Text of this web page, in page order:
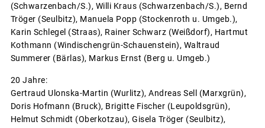
(Schwarzenbach/S.), Willi Kraus (Schwarzenbach/S.), Bernd
Tröger (Seulbitz), Manuela Popp (Stockenroth u. Umgeb.),
Karin Schlegel (Straas), Rainer Schwarz (Weißdorf), Hartmut
Kothmann (Windischengrün-Schauenstein), Waltraud
Summerer (Bärlas), Markus Ernst (Berg u. Umgeb.)
20 Jahre:
Gertraud Ulonska-Martin (Wurlitz), Andreas Sell (Marxgrün),
Doris Hofmann (Bruck), Brigitte Fischer (Leupoldsgrün),
Helmut Schmidt (Oberkotzau), Gisela Tröger (Seulbitz),